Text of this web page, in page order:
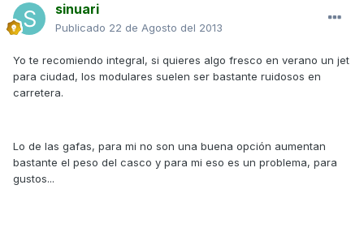
sinuari
Publicado 22 de Agosto del 2013
Yo te recomiendo integral, si quieres algo fresco en verano un jet
para ciudad, los modulares suelen ser bastante ruidosos en
carretera.
Lo de las gafas, para mi no son una buena opción aumentan
bastante el peso del casco y para mi eso es un problema, para
gustos...